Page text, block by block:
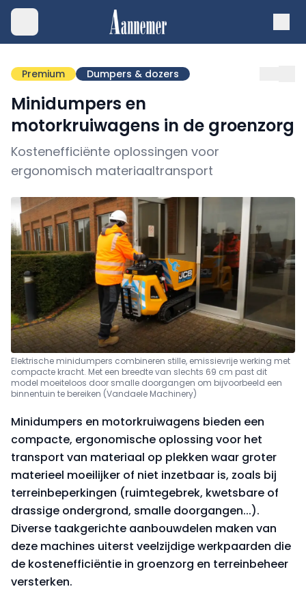
Premium Dumpers & dozers
Minidumpers en
motorkruiwagens in de groenzorg
Kostenefficiënte oplossingen voor
ergonomisch materiaaltransport
Elektrische minidumpers combineren stille, emissievrije werking met
compacte kracht. Met een breedte van slechts 69 cm past dit
model moeiteloos door smalle doorgangen om bijvoorbeeld een
binnentuin te bereiken (Vandaele Machinery)
Minidumpers en motorkruiwagens bieden een
compacte, ergonomische oplossing voor het
transport van materiaal op plekken waar groter
materieel moeilijker of niet inzetbaar is, zoals bij
terreinbeperkingen (ruimtegebrek, kwetsbare of
drassige ondergrond, smalle doorgangen...).
Diverse taakgerichte aanbouwdelen maken van
deze machines uiterst veelzijdige werkpaarden die
de kostenefficiëntie in groenzorg en terreinbeheer
versterken.